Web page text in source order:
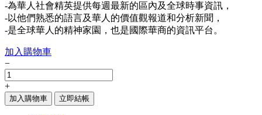
-為華人社會精英提供每週最新的區內及全球時事資訊，
-以他們熟悉的語言及華人的價值觀報道和分析新聞，
-是全球華人的精神家園，也是國際華商的資訊平台。
加入購物車
−
+
加入購物車 立即結帳